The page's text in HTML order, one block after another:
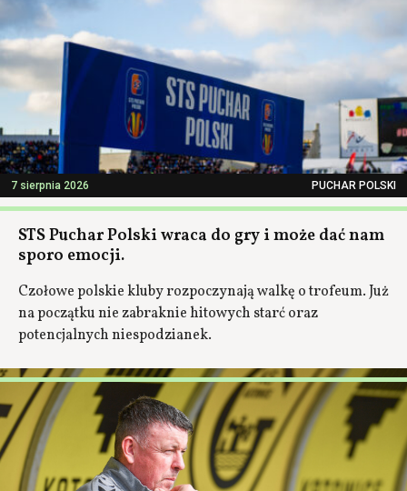
7 sierpnia 2026 PUCHAR POLSKI
STS Puchar Polski wraca do gry i może dać nam
sporo emocji.
Czołowe polskie kluby rozpoczynają walkę o trofeum. Już
na początku nie zabraknie hitowych starć oraz
potencjalnych niespodzianek.